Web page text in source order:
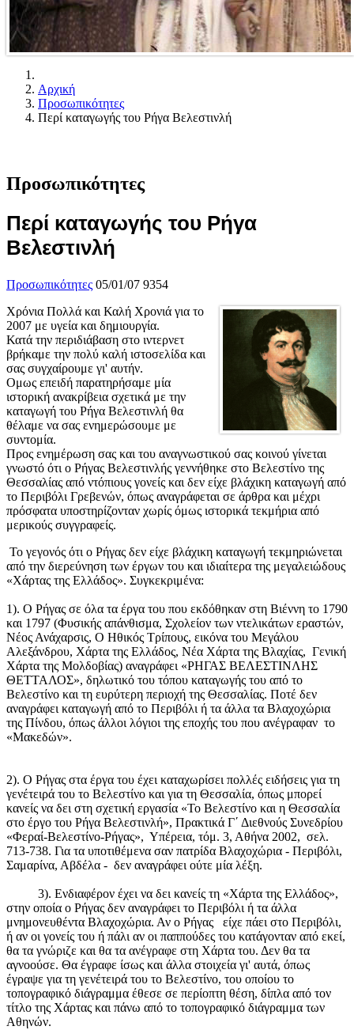
Αρχική
Προσωπικότητες
Περί καταγωγής του Ρήγα Βελεστινλή
Προσωπικότητες
Περί καταγωγής του Ρήγα
Βελεστινλή
Προσωπικότητες 05/01/07 9354
Χρόνια Πολλά και Καλή Χρονιά για το
2007 με υγεία και δημιουργία.
Κατά την περιδιάβαση στο ιντερνετ
βρήκαμε την πολύ καλή ιστοσελίδα και
σας συγχαίρουμε γι' αυτήν.
Ομως επειδή παρατηρήσαμε μία
ιστορική ανακρίβεια σχετικά με την
καταγωγή του Ρήγα Βελεστινλή θα
θέλαμε να σας ενημερώσουμε με
συντομία.
Προς ενημέρωση σας και του αναγνωστικού σας κοινού γίνεται
γνωστό ότι ο Ρήγας Βελεστινλής γεννήθηκε στο Βελεστίνο της
Θεσσαλίας από ντόπιους γονείς και δεν είχε βλάχικη καταγωγή από
το Περιβόλι Γρεβενών, όπως αναγράφεται σε άρθρα και μέχρι
πρόσφατα υποστηρίζονταν χωρίς όμως ιστορικά τεκμήρια από
μερικούς συγγραφείς.
Το γεγονός ότι ο Ρήγας δεν είχε βλάχικη καταγωγή τεκμηριώνεται
από την διερεύνηση των έργων του και ιδιαίτερα της μεγαλειώδους
«Χάρτας της Ελλάδος». Συγκεκριμένα:
1). Ο Ρήγας σε όλα τα έργα του που εκδόθηκαν στη Βιέννη το 1790
και 1797 (Φυσικής απάνθισμα, Σχολείον των ντελικάτων εραστών,
Νέος Ανάχαρσις, Ο Ηθικός Τρίπους, εικόνα του Μεγάλου
Αλεξάνδρου, Χάρτα της Ελλάδος, Νέα Χάρτα της Βλαχίας, Γενική
Χάρτα της Μολδοβίας) αναγράφει «ΡΗΓΑΣ ΒΕΛΕΣΤΙΝΛΗΣ
ΘΕΤΤΑΛΟΣ», δηλωτικό του τόπου καταγωγής του από το
Βελεστίνο και τη ευρύτερη περιοχή της Θεσσαλίας. Ποτέ δεν
αναγράφει καταγωγή από το Περιβόλι ή τα άλλα τα Βλαχοχώρια
της Πίνδου, όπως άλλοι λόγιοι της εποχής του που ανέγραφαν το
«Μακεδών».
2). Ο Ρήγας στα έργα του έχει καταχωρίσει πολλές ειδήσεις για τη
γενέτειρά του το Βελεστίνο και για τη Θεσσαλία, όπως μπορεί
κανείς να δει στη σχετική εργασία «Το Βελεστίνο και η Θεσσαλία
στο έργο του Ρήγα Βελεστινλή», Πρακτικά Γ΄ Διεθνούς Συνεδρίου
«Φεραί-Βελεστίνο-Ρήγας», Υπέρεια, τόμ. 3, Αθήνα 2002, σελ.
713-738. Για τα υποτιθέμενα σαν πατρίδα Βλαχοχώρια - Περιβόλι,
Σαμαρίνα, Αβδέλα - δεν αναγράφει ούτε μία λέξη.
3). Ενδιαφέρον έχει να δει κανείς τη «Χάρτα της Ελλάδος»,
στην οποία ο Ρήγας δεν αναγράφει το Περιβόλι ή τα άλλα
μνημονευθέντα Βλαχοχώρια. Αν ο Ρήγας είχε πάει στο Περιβόλι,
ή αν οι γονείς του ή πάλι αν οι παππούδες του κατάγονταν από εκεί,
θα τα γνώριζε και θα τα ανέγραφε στη Χάρτα του. Δεν θα τα
αγνοούσε. Θα έγραφε ίσως και άλλα στοιχεία γι' αυτά, όπως
έγραψε για τη γενέτειρά του το Βελεστίνο, του οποίου το
τοπογραφικό διάγραμμα έθεσε σε περίοπτη θέση, δίπλα από τον
τίτλο της Χάρτας και πάνω από το τοπογραφικό διάγραμμα των
Αθηνών.